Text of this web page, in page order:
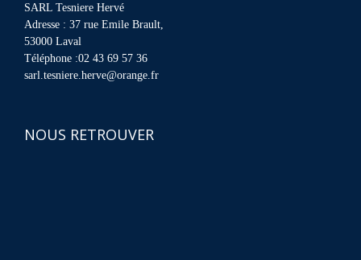
SARL Tesniere Hervé
Adresse : 37 rue Emile Brault,
53000 Laval
Téléphone :02 43 69 57 36
sarl.tesniere.herve@orange.fr
NOUS RETROUVER